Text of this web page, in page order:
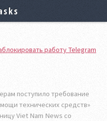
работу Telegram
поступило требование
технических средств»
Viet Nam News со